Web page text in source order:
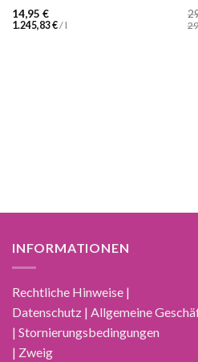
14,95 €
1.245,83€/ l
INFORMATIONEN
Rechtliche Hinweise |
Datenschutz | Allgemeine
| Stornierungsbedingungen
| Zweig